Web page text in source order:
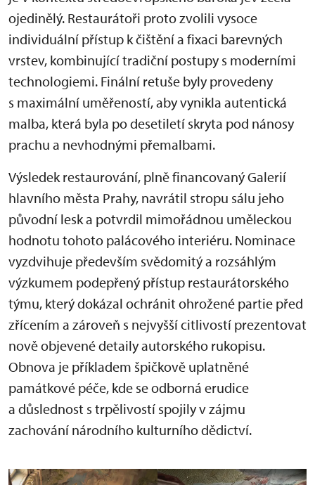
ojedinělý. Restaurátoři proto zvolili vysoce
individuální přístup k čištění a fixaci barevných
vrstev, kombinující tradiční postupy s moderními
technologiemi. Finální retuše byly provedeny
s maximální uměřeností, aby vynikla autentická
malba, která byla po desetiletí skryta pod nánosy
prachu a nevhodnými přemalbami.
Výsledek restaurování, plně financovaný Galerií
hlavního města Prahy, navrátil stropu sálu jeho
původní lesk a potvrdil mimořádnou uměleckou
hodnotu tohoto palácového interiéru. Nominace
vyzdvihuje především svědomitý a rozsáhlým
výzkumem podepřený přístup restaurátorského
týmu, který dokázal ochránit ohrožené partie před
zřícením a zároveň s nejvyšší citlivostí prezentovat
nově objevené detaily autorského rukopisu.
Obnova je příkladem špičkově uplatněné
památkové péče, kde se odborná erudice
a důslednost s trpělivostí spojily v zájmu
zachování národního kulturního dědictví.